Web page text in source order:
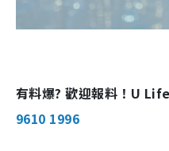
有料爆? 歡迎報料！U
9610 1996